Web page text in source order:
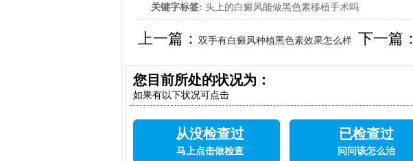
关键字标签: 头上的白癜风能做黑色素移植手术吗
上一篇：双手有白癜风种植黑色素效果怎么样 下一篇：
您目前所处的状况为：
如果有以下状况可点击
从没检查过
马上点击做检查
已检查过
问问该怎么治